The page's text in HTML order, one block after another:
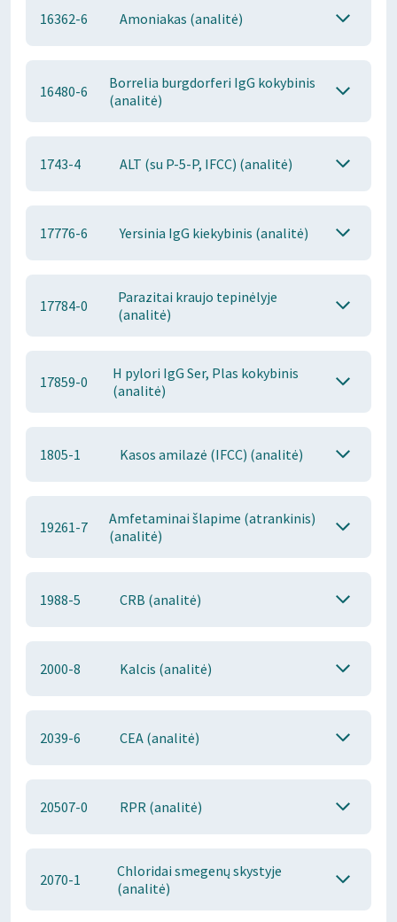
16362-6 Amoniakas (analitė)
16480-6
Borrelia burgdorferi IgG kokybinis
(analitė)
1743-4 ALT (su P-5-P, IFCC) (analitė)
17776-6 Yersinia IgG kiekybinis (analitė)
17784-0
Parazitai kraujo tepinėlyje
(analitė)
17859-0
H pylori IgG Ser, Plas kokybinis
(analitė)
1805-1 Kasos amilazė (IFCC) (analitė)
19261-7
Amfetaminai šlapime (atrankinis)
(analitė)
1988-5 CRB (analitė)
2000-8 Kalcis (analitė)
2039-6 CEA (analitė)
20507-0 RPR (analitė)
2070-1
Chloridai smegenų skystyje
(analitė)